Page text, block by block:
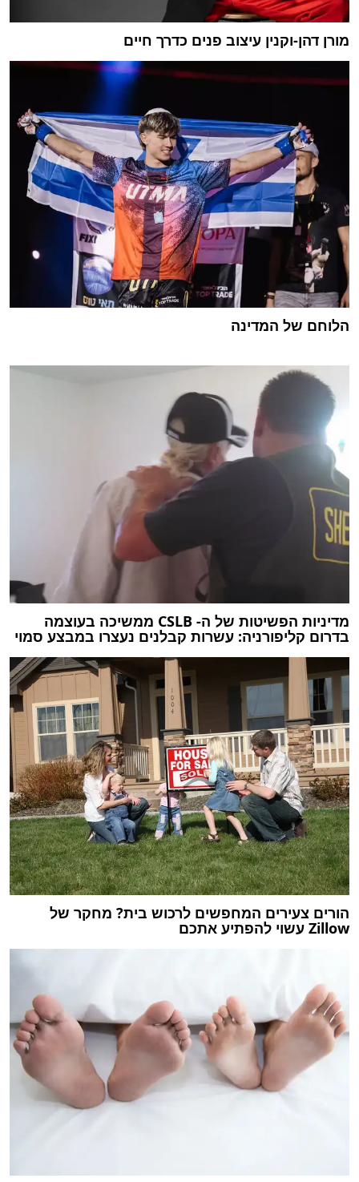
מורן דהן-וקנין עיצוב פנים כדרך חיים
הלוחם של המדינה
מדיניות הפשיטות של ה- CSLB ממשיכה בעוצמה
בדרום קליפורניה: עשרות קבלנים נעצרו במבצע סמוי
הורים צעירים המחפשים לרכוש בית? מחקר של
Zillow עשוי להפתיע אתכם